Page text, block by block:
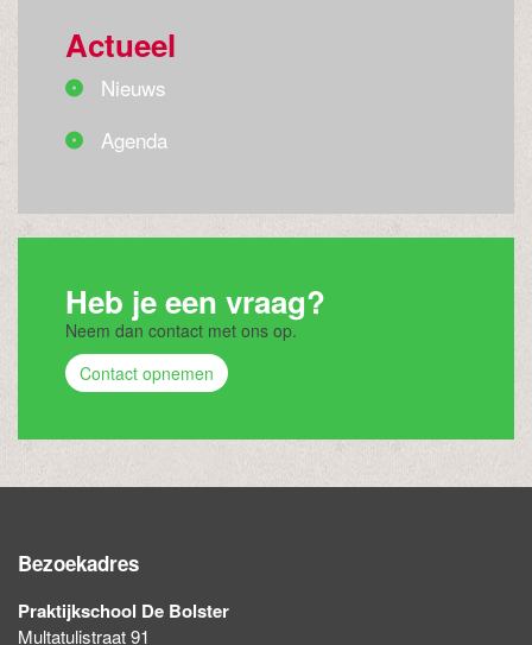
Actueel
Nieuws
Agenda
Heb je een vraag?
Neem dan contact met ons op.
Contact opnemen
Bezoekadres
Praktijkschool De Bolster
Multatulistraat 91